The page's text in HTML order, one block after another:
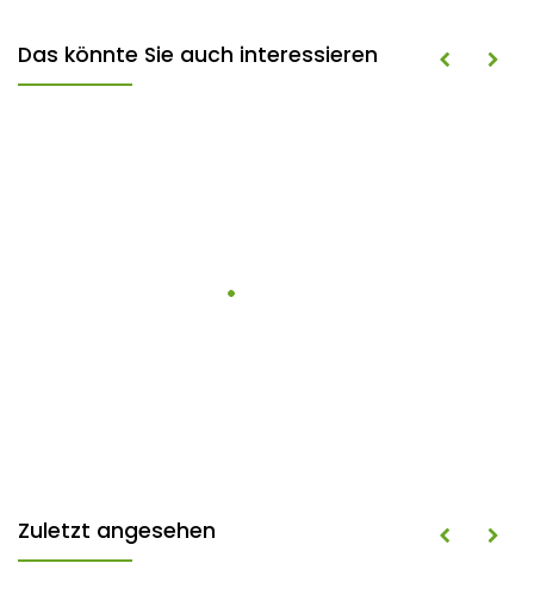
Das könnte Sie auch interessieren
Zuletzt angesehen